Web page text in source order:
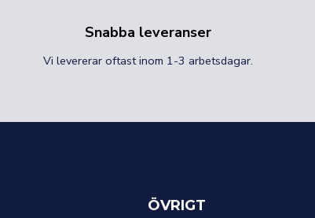
Snabba leveranser
Vi levererar oftast inom 1-3 arbetsdagar.
ÖVRIGT